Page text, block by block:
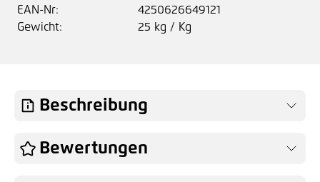
EAN-Nr:
4250626649121
Gewicht:
25 kg / Kg
Beschreibung
Bewertungen